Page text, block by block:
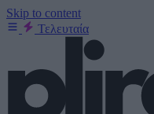
Skip to content
Τελευταία